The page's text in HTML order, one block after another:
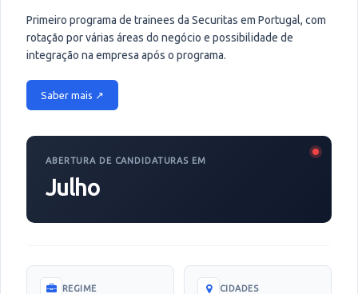
Primeiro programa de trainees da Securitas em Portugal, com
rotação por várias áreas do negócio e possibilidade de
integração na empresa após o programa.
Saber mais ↗
ABERTURA DE CANDIDATURAS EM
Julho
REGIME CIDADES